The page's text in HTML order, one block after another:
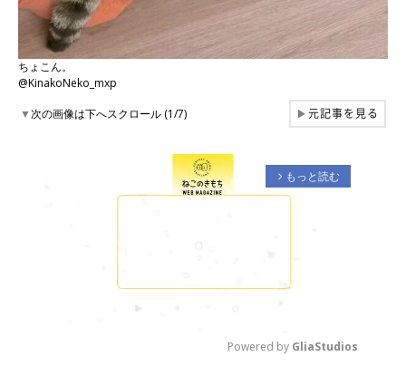
ちょこん。
@KinakoNeko_mxp
▼次の画像は下へスクロール (1/7) ▶元記事を見る
arrow_forward_ios もっと読む
Powered by GliaStudios